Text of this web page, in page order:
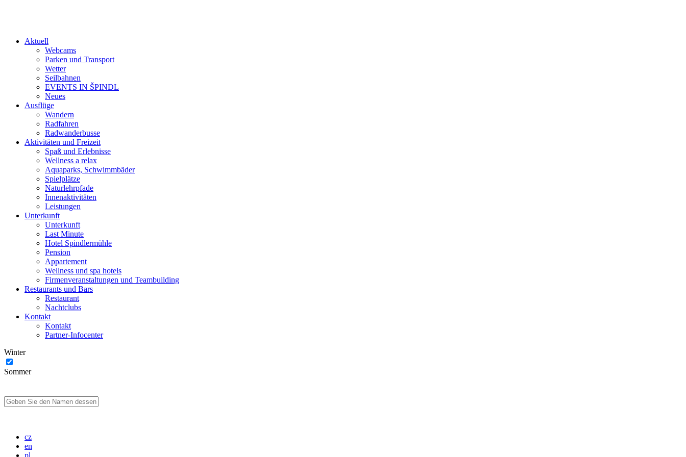
Aktuell
Webcams
Parken und Transport
Wetter
Seilbahnen
EVENTS IN ŠPINDL
Neues
Ausflüge
Wandern
Radfahren
Radwanderbusse
Aktivitäten und Freizeit
Spaß und Erlebnisse
Wellness a relax
Aquaparks, Schwimmbäder
Spielplätze
Naturlehrpfade
Innenaktivitäten
Leistungen
Unterkunft
Unterkunft
Last Minute
Hotel Spindlermühle
Pension
Appartement
Wellness und spa hotels
Firmenveranstaltungen und Teambuilding
Restaurants und Bars
Restaurant
Nachtclubs
Kontakt
Kontakt
Partner-Infocenter
Winter
Sommer
cz
en
pl